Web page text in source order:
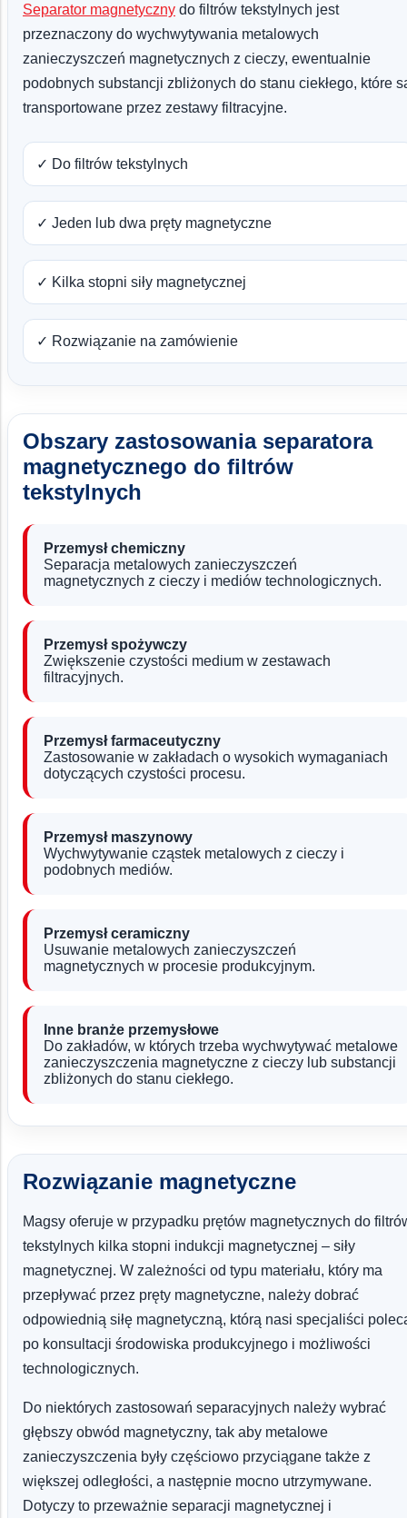
Separator magnetyczny do filtrów tekstylnych jest
przeznaczony do wychwytywania metalowych
zanieczyszczeń magnetycznych z cieczy, ewentualnie
podobnych substancji zbliżonych do stanu ciekłego, które
transportowane przez zestawy filtracyjne.
✓ Do filtrów tekstylnych
✓ Jeden lub dwa pręty magnetyczne
✓ Kilka stopni siły magnetycznej
✓ Rozwiązanie na zamówienie
Obszary zastosowania separatora
magnetycznego do filtrów
tekstylnych
Przemysł chemiczny
Separacja metalowych zanieczyszczeń
magnetycznych z cieczy i mediów technologicznych.
Przemysł spożywczy
Zwiększenie czystości medium w zestawach
filtracyjnych.
Przemysł farmaceutyczny
Zastosowanie w zakładach o wysokich wymaganiach
dotyczących czystości procesu.
Przemysł maszynowy
Wychwytywanie cząstek metalowych z cieczy i
podobnych mediów.
Przemysł ceramiczny
Usuwanie metalowych zanieczyszczeń
magnetycznych w procesie produkcyjnym.
Inne branże przemysłowe
Do zakładów, w których trzeba wychwytywać metalowe
zanieczyszczenia magnetyczne z cieczy lub substancji
zbliżonych do stanu ciekłego.
Rozwiązanie magnetyczne
Magsy oferuje w przypadku prętów magnetycznych do
tekstylnych kilka stopni indukcji magnetycznej – siły
magnetycznej. W zależności od typu materiału, który ma
przepływać przez pręty magnetyczne, należy dobrać
odpowiednią siłę magnetyczną, którą nasi specjaliści
po konsultacji środowiska produkcyjnego i możliwości
technologicznych.
Do niektórych zastosowań separacyjnych należy wybrać
głębszy obwód magnetyczny, tak aby metalowe
zanieczyszczenia były częściowo przyciągane także z
większej odległości, a następnie mocno utrzymywane.
Dotyczy to przeważnie separacji magnetycznej i